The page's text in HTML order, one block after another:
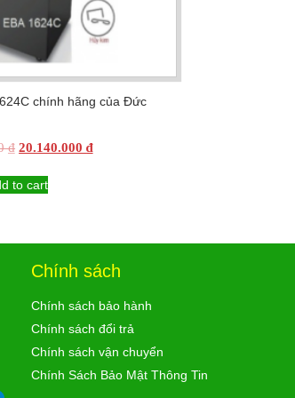
chính hãng của Đức
₫ Original
was:
20.140.000₫Current
to cart
Chính sách
Chính sách bảo hành
Chính sách đổi trả
Chính sách vận chuyển
Chính Sách Bảo Mật Thông Tin